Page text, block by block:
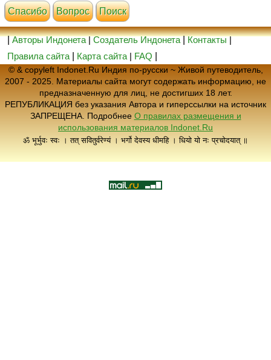
Cпасибо Вопрос Поиск
|Авторы Индонета|Создатель Индонета|Контакты|
Правила сайта
Карта сайта | FAQ
© & copyleft Indonet.Ru Индия по-русски ~ Живой путеводитель,
2007 - 2025. Материалы сайта могут содержать информацию, не
предназначенную для лиц, не достигших 18 лет.
РЕПУБЛИКАЦИЯ без указания Автора и гиперссылки на источник
ЗАПРЕЩЕНА. Подробнее О правилах размещения и
использования материалов Indonet.Ru
ॐ भूर्भुवः स्वः । तत् सवितुर्वरेण्यं । भर्गो देवस्य धीमहि । धियो यो नः प्रचोदयात् ॥